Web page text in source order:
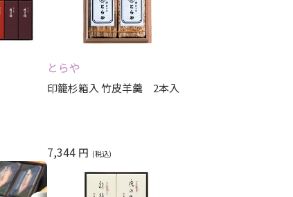
レビュー順
レビュー評価順
とらや
印籠杉箱入 竹皮羊羹 2本入
7,344 円